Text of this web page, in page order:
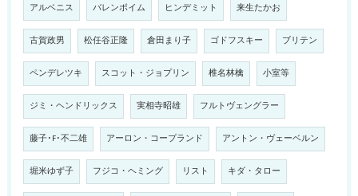
アルベニス バレンボイム ヒンデミット 来生たかお
古賀政男 松任谷正隆 倉田まり子 ゴドフスキー ブリテン
ペンデレツキ スコット・ジョプリン 椎名林檎 小室等
ジミ・ヘンドリックス 実相寺昭雄 フルトヴェングラー
藤子･F･不二雄 アーロン・コープランド アントン・ヴェーベルン
堀米ゆず子 フジコ・ヘミング リスト キダ・タロー